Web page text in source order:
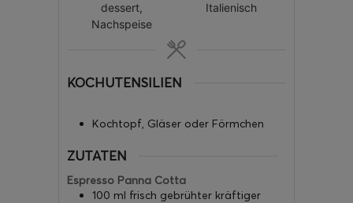
dessert,
Nachspeise
Italienisch
KOCHUTENSILIEN
Kochtopf, Gläser oder Förmchen
ZUTATEN
Espresso Panna Cotta
100 ml frisch gebrühter kräftiger